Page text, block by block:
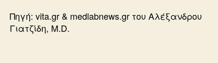
Πηγή: vita.gr & medlabnews.gr του Aλέξανδρου
Γιατζίδη, Μ.D.